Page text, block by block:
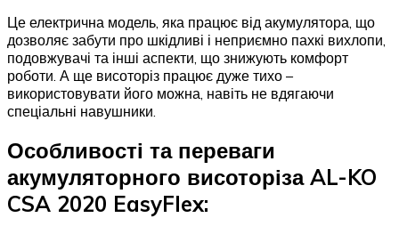
Це електрична модель, яка працює від акумулятора, що
дозволяє забути про шкідливі і неприємно пахкі вихлопи,
подовжувачі та інші аспекти, що знижують комфорт
роботи. А ще висоторіз працює дуже тихо –
використовувати його можна, навіть не вдягаючи
спеціальні навушники.
Особливості та переваги
акумуляторного висоторіза AL-KO
CSA 2020 EasyFlex: